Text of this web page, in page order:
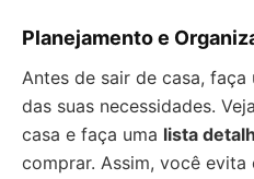
Planejamento e
Antes de sair de casa, faça
das suas necessidades.
casa e faça uma lista
comprar. Assim, você